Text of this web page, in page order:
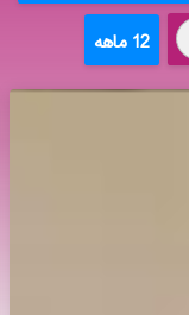
12 ماهه